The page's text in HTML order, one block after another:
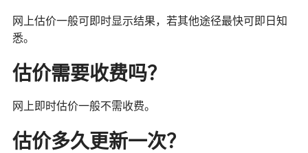
网上估价一般可即时显示结果，若其他途径最快可即日知
悉。
估价需要收费吗？
网上即时估价一般不需收费。
估价多久更新一次？